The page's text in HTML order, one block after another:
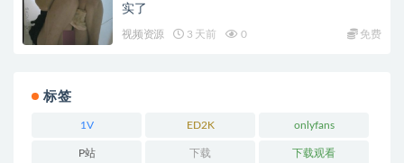
实了
视频资源 3 天前 0 免费
标签
1V ED2K onlyfans
P站 下载 下载观看